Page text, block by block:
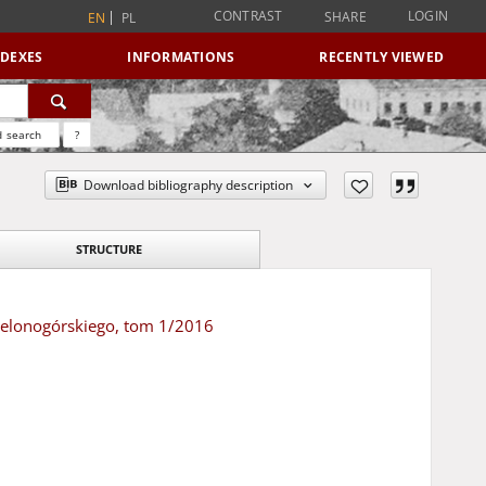
EN PL CONTRAST SHARE LOGIN
INFORMATIONS RECENTLY VIEWED
search ?
Download bibliography description
STRUCTURE
tom 1/2016